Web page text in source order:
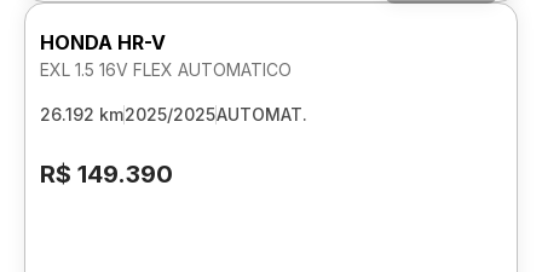
HONDA HR-V
EXL 1.5 16V FLEX AUTOMATICO
26.192 km2025/2025AUTOMAT.
R$ 149.390